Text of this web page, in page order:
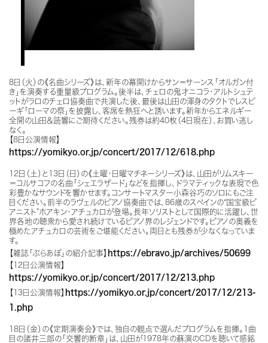
8日（火）の《名曲シリーズ》は、新年の幕開けからサン＝サーンス「オルガン付
き」を演奏する重量級プログラム。後半は、チェロの鬼才ニコラ・アルトシュテ
ットがラロのチェロ協奏曲で共演した後、最後は山田の渾身のタクトでレスピ
ーギ「ローマの祭」を披露し、客席を熱狂へと誘います。新年からエネルギー
全開の山田＆読響にご期待ください。残券は約40枚（4日現在）、お買い逃し
なく。
【8日公演情報】
https://yomikyo.or.jp/concert/2017/12/618.php
12日（土）と13日（日）の《土曜・日曜マチネーシリーズ》は、山田がリムスキー
＝コルサコフの名曲「シェエラザード」などを指揮し、ドラマティックな表現で色
彩豊かなサウンドを響かせます。コンサートマスター小森谷巧のソロにもご注
目ください。前半のラヴェルのピアノ協奏曲では、86歳のスペインの“国宝級ピ
アニスト”ホアキン・アチュカロが登場。長年ソリストとして国際的に活躍し、世
界各地の聴衆から愛され続けているピアノ界のレジェンドです。ピアノの奥義を
極めたアチュカロの芸術をご堪能ください。両日とも残券が少なくなっていま
す。
【雑誌「ぶらあぼ」の紹介記事】 https://ebravo.jp/archives/50699
【12日公演情報】
https://yomikyo.or.jp/concert/2017/12/213.php
【13日公演情報】 https://yomikyo.or.jp/concert/2017/12/213-
1.php
18日（金）の《定期演奏会》では、 独自の観点で選んだプログラムを指揮。 1曲
目の諸井三郎の「交響的断章」は、山田が1978年の蘇演のCDを聴いて感銘